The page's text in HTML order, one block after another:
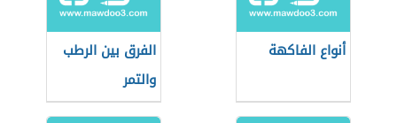
أنواع الفاكهة
الفرق بين الرطب
والتمر